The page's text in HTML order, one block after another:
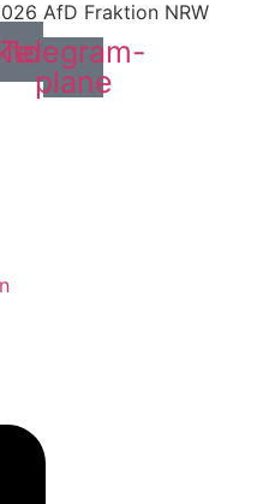
AfD Fraktion NRW
Telegram-
plane